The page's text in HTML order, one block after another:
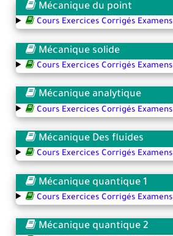
Mécanique du point
Cours Exercices Corrigés Examens
Mécanique solide
Cours Exercices Corrigés Examens
Mécanique analytique
Cours Exercices Corrigés Examens
Mécanique Des fluides
Cours Exercices Corrigés Examens
Mécanique quantique 1
Cours Exercices Corrigés Examens
Mécanique quantique 2